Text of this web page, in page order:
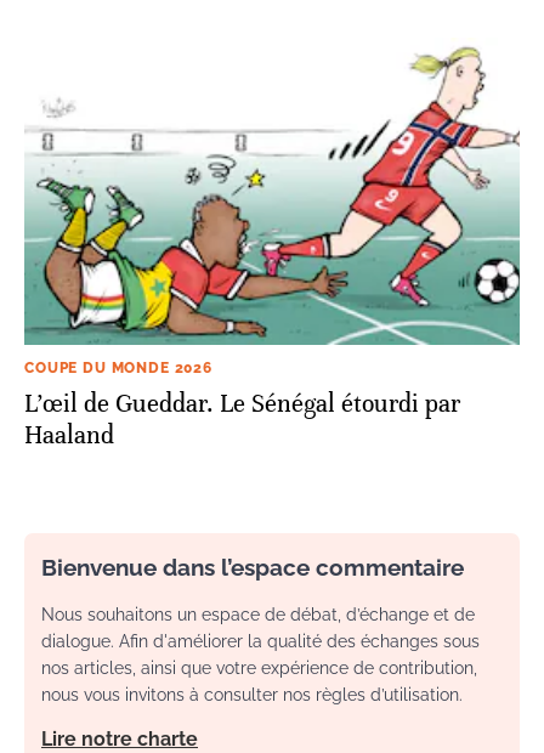
COUPE DU MONDE 2026
L’œil de Gueddar. Le Sénégal étourdi par
Haaland
Bienvenue dans l’espace commentaire
Nous souhaitons un espace de débat, d’échange et de
dialogue. Afin d'améliorer la qualité des échanges sous
nos articles, ainsi que votre expérience de contribution,
nous vous invitons à consulter nos règles d’utilisation.
Lire notre charte